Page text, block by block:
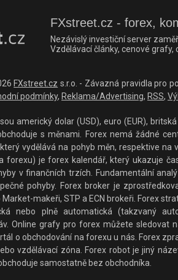
FXstreet.cz - forex,
Nezávislý investiční server
Vzdělávací články, cenové
FXstreet.cz s.r.o. - Závazná pravidla pro
podmínky, Reklama/Advertising, RSS,
americký dolar (USD), euro (EUR),
s měnami. Forex nemá žádné
vydělává na pohyb měn, respektive
forexu) je forex kalendář, který ukazuje
v finančních trzích. Fundamentální
pohyby. Forex broker je
makeři, STP a ECN brokeři. Forex
nebo plně automatická (takzvaný
Online grafy pro forex můžete sledovat
o obchodování na forexu u nás. Forex
vzdělávací zóna. Forex robot je jiný
samostatně bez obchodníka.